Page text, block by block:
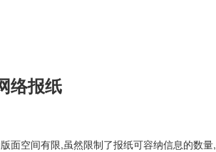
络报纸
空间有限,虽然限制了报纸可容纳信息的数